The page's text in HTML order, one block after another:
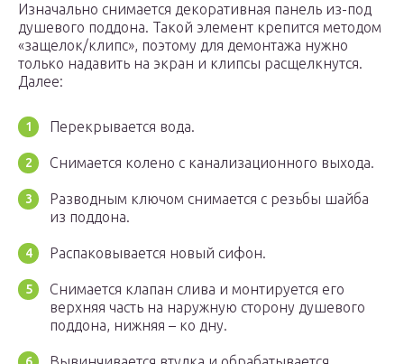
Изначально снимается декоративная панель из-под
душевого поддона. Такой элемент крепится методом
«защелок/клипс», поэтому для демонтажа нужно
только надавить на экран и клипсы расщелкнутся.
Далее:
Перекрывается вода.
Снимается колено с канализационного выхода.
Разводным ключом снимается с резьбы шайба
из поддона.
Распаковывается новый сифон.
Снимается клапан слива и монтируется его
верхняя часть на наружную сторону душевого
поддона, нижняя – ко дну.